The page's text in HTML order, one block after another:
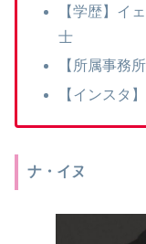
【学歴】イ
士
【所属事務所
【インスタ】
ナ・イヌ